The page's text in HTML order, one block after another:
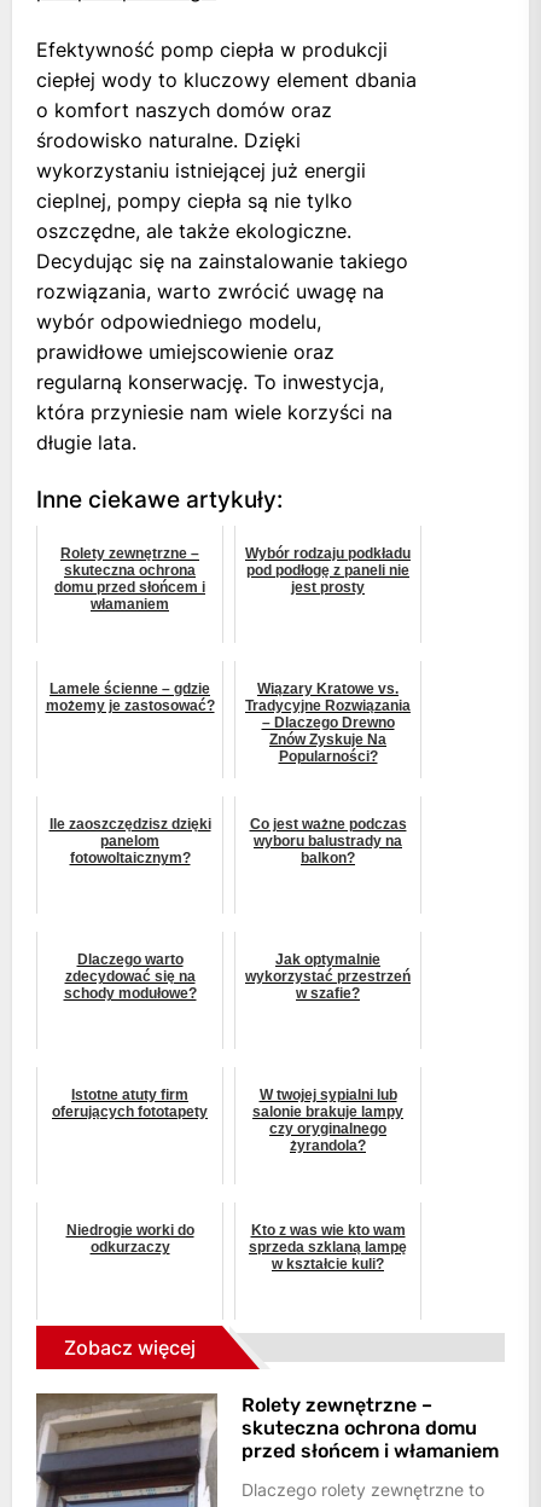
Efektywność pomp ciepła w produkcji
ciepłej wody to kluczowy element dbania
o komfort naszych domów oraz
środowisko naturalne. Dzięki
wykorzystaniu istniejącej już energii
cieplnej, pompy ciepła są nie tylko
oszczędne, ale także ekologiczne.
Decydując się na zainstalowanie takiego
rozwiązania, warto zwrócić uwagę na
wybór odpowiedniego modelu,
prawidłowe umiejscowienie oraz
regularną konserwację. To inwestycja,
która przyniesie nam wiele korzyści na
długie lata.
Inne ciekawe artykuły:
Rolety zewnętrzne –
skuteczna ochrona
domu przed słońcem i
włamaniem
Wybór rodzaju podkładu
pod podłogę z paneli nie
jest prosty
Lamele ścienne – gdzie
możemy je zastosować?
Wiązary Kratowe vs.
Tradycyjne Rozwiązania
– Dlaczego Drewno
Znów Zyskuje Na
Popularności?
Ile zaoszczędzisz dzięki
panelom
fotowoltaicznym?
Co jest ważne podczas
wyboru balustrady na
balkon?
Dlaczego warto
zdecydować się na
schody modułowe?
Jak optymalnie
wykorzystać przestrzeń
w szafie?
Istotne atuty firm
oferujących fototapety
W twojej sypialni lub
salonie brakuje lampy
czy oryginalnego
żyrandola?
Niedrogie worki do
odkurzaczy
Kto z was wie kto wam
sprzeda szklaną lampę
w kształcie kuli?
Zobacz więcej
Rolety zewnętrzne –
skuteczna ochrona domu
przed słońcem i włamaniem
Dlaczego rolety zewnętrzne to